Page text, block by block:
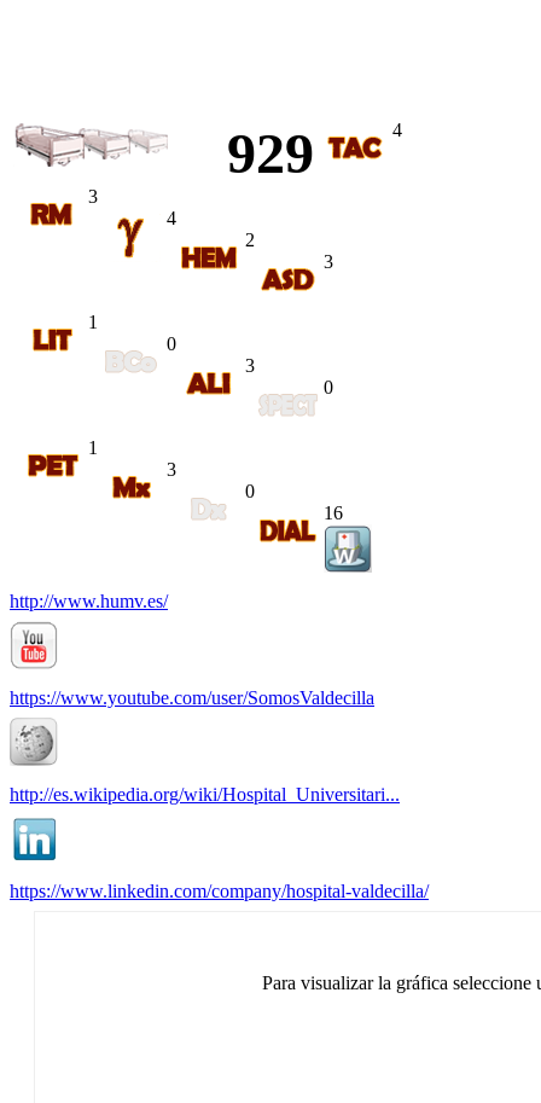
929 4
3
4
2
3
1
0
3
0
1
3
0
16
http://www.humv.es/
https://www.youtube.com/user/SomosValdecilla
http://es.wikipedia.org/wiki/Hospital_Universitari...
https://www.linkedin.com/company/hospital-valdecilla/
Para visualizar la gráfica seleccione